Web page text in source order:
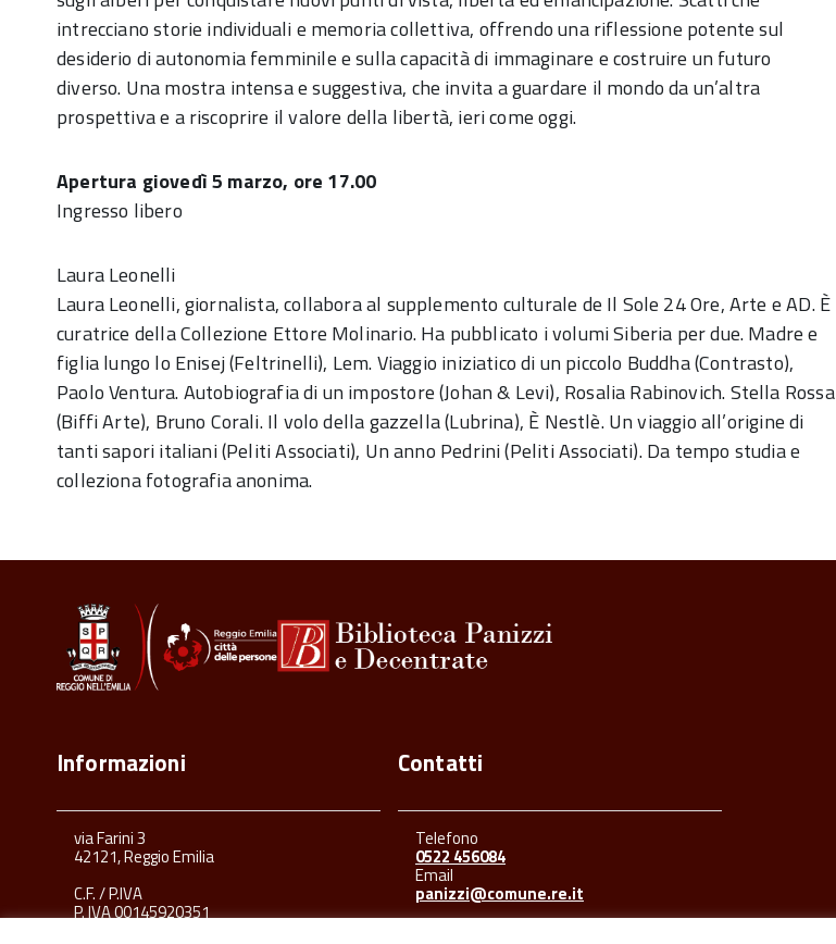
intrecciano storie individuali e memoria collettiva, offrendo una riflessione potente sul
desiderio di autonomia femminile e sulla capacità di immaginare e costruire un futuro
diverso. Una mostra intensa e suggestiva, che invita a guardare il mondo da un’altra
prospettiva e a riscoprire il valore della libertà, ieri come oggi.
Apertura giovedì 5 marzo, ore 17.00
Ingresso libero
Laura Leonelli
Laura Leonelli, giornalista, collabora al supplemento culturale de Il Sole 24 Ore, Arte e AD. È
curatrice della Collezione Ettore Molinario. Ha pubblicato i volumi Siberia per due. Madre e
figlia lungo lo Enisej (Feltrinelli), Lem. Viaggio iniziatico di un piccolo Buddha (Contrasto),
Paolo Ventura. Autobiografia di un impostore (Johan & Levi), Rosalia Rabinovich. Stella Rossa
(Biffi Arte), Bruno Corali. Il volo della gazzella (Lubrina), È Nestlè. Un viaggio all’origine di
tanti sapori italiani (Peliti Associati), Un anno Pedrini (Peliti Associati). Da tempo studia e
colleziona fotografia anonima.
Informazioni
via Farini 3
42121, Reggio Emilia
C.F. / P.IVA
P. IVA 00145920351
Contatti
Telefono
0522 456084
Email
panizzi@comune.re.it